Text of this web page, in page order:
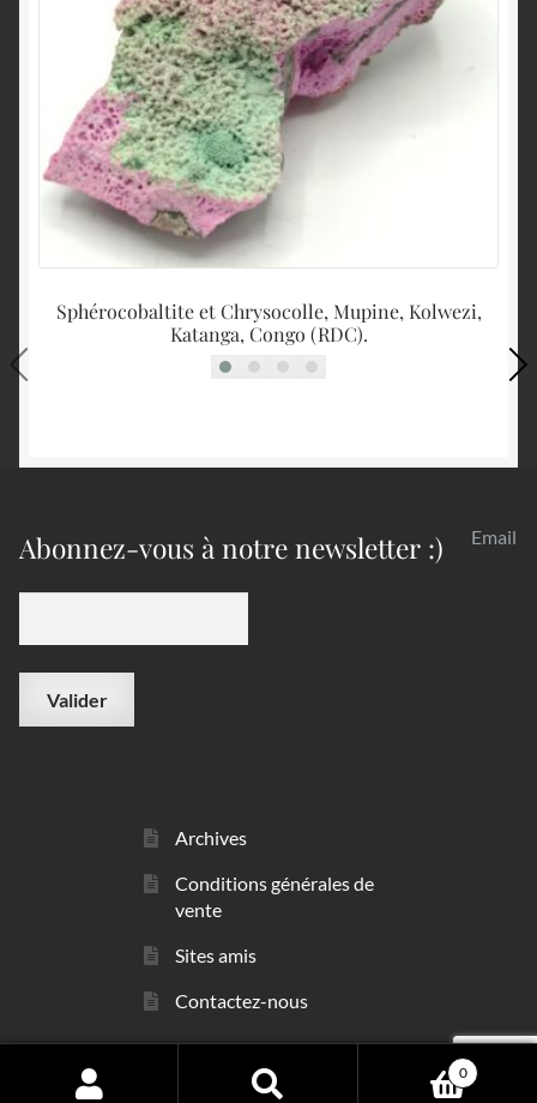
Sphérocobaltite et Chrysocolle, Mupine, Kolwezi,
Katanga, Congo (RDC).
Abonnez-vous à notre newsletter :) Email
Archives
Conditions générales de
vente
Sites amis
Contactez-nous
© sarl Les Minéraux 2006 - 2026 0